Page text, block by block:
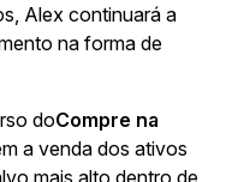
Alex continuará a
na forma de
doCompre na
a venda dos ativos
mais alto dentro de